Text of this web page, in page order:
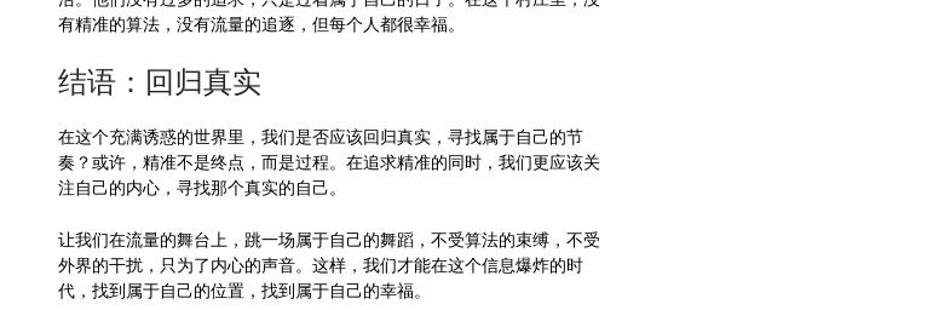
有精准的算法，没有流量的追逐，但每个人都很幸福。
结语：回归真实
在这个充满诱惑的世界里，我们是否应该回归真实，寻找属于自己的节
奏？或许，精准不是终点，而是过程。在追求精准的同时，我们更应该关
注自己的内心，寻找那个真实的自己。
让我们在流量的舞台上，跳一场属于自己的舞蹈，不受算法的束缚，不受
外界的干扰，只为了内心的声音。这样，我们才能在这个信息爆炸的时
代，找到属于自己的位置，找到属于自己的幸福。